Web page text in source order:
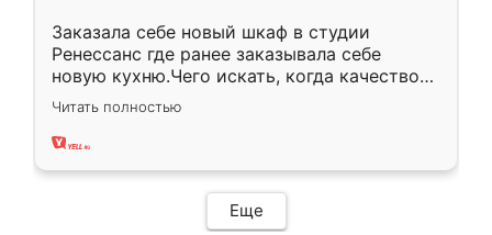
Заказала себе новый шкаф в студии
Ренессанс где ранее заказывала себе
новую кухню.Чего искать, когда качеством
вполне довольна. Служит кухня уже почти
два года, нареканий нет.
Читать полностью
Еще